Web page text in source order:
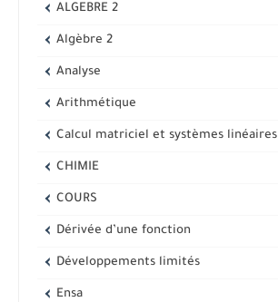
ALGEBRE 2
Algèbre 2
Analyse
Arithmétique
Calcul matriciel et systèmes linéaires
CHIMIE
COURS
Dérivée d’une fonction
Développements limités
Ensa